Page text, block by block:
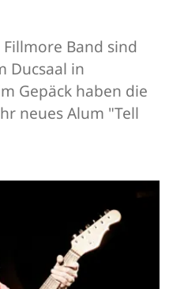
Fillmore Band sind
Ducsaal in
Gepäck haben die
neues Alum "Tell